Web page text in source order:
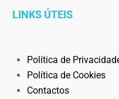
LINKS ÚTEIS
Política de
Política de Cookies
Contactos